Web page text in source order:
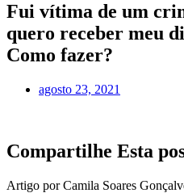
Fui vítima de um
quero receber meu
Como fazer?
agosto 23, 2021
Compartilhe Esta
Artigo por Camila Soares